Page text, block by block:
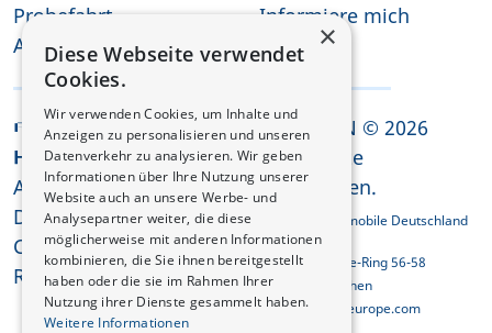
Probefahrt
Angebot anfordern
Informiere mich
Karriere
Rechtliche
Hinweise
AGB
Datenschutzerklärung
Cookies
REACH-Konformität
CHANGAN © 2026
Alle Rechte
vorbehalten.
Changan Automobile Deutschland
GmbH
Georg-Brauchle-Ring 56-58
D-80992 München
info@changaneurope.com
×
Diese Webseite verwendet
Cookies.
Wir verwenden Cookies, um Inhalte und
Anzeigen zu personalisieren und unseren
Datenverkehr zu analysieren. Wir geben
Informationen über Ihre Nutzung unserer
Website auch an unsere Werbe- und
Analysepartner weiter, die diese
möglicherweise mit anderen Informationen
kombinieren, die Sie ihnen bereitgestellt
haben oder die sie im Rahmen Ihrer
Nutzung ihrer Dienste gesammelt haben.
Weitere Informationen